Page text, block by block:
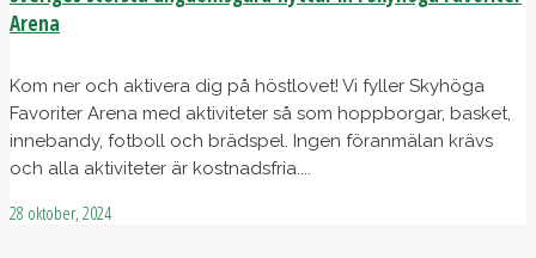
Arena
Kom ner och aktivera dig på höstlovet! Vi fyller Skyhöga
Favoriter Arena med aktiviteter så som hoppborgar, basket,
innebandy, fotboll och brädspel. Ingen föranmälan krävs
och alla aktiviteter är kostnadsfria....
28 oktober, 2024